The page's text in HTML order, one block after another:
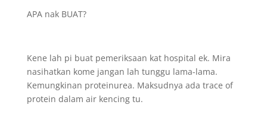
APA nak BUAT?
Kene lah pi buat pemeriksaan kat hospital ek. Mira
nasihatkan kome jangan lah tunggu lama-lama.
Kemungkinan proteinurea. Maksudnya ada trace of
protein dalam air kencing tu.